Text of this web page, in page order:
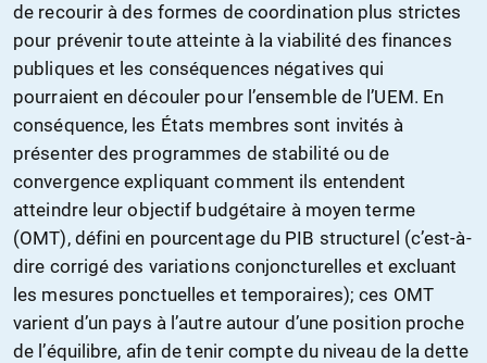
de recourir à des formes de coordination plus strictes
pour prévenir toute atteinte à la viabilité des finances
publiques et les conséquences négatives qui
pourraient en découler pour l’ensemble de l’UEM. En
conséquence, les États membres sont invités à
présenter des programmes de stabilité ou de
convergence expliquant comment ils entendent
atteindre leur objectif budgétaire à moyen terme
(OMT), défini en pourcentage du PIB structurel (c’est-à-
dire corrigé des variations conjoncturelles et excluant
les mesures ponctuelles et temporaires); ces OMT
varient d’un pays à l’autre autour d’une position proche
de l’équilibre, afin de tenir compte du niveau de la dette